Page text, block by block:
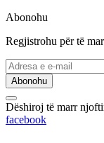
Abonohu
Regjistrohu për të
Abonohu
Dëshiroj të marr
facebook